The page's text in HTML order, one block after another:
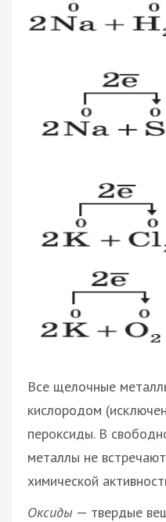
Все щелочные
кислородом
пероксиды. В
металлы не
химической
Оксиды — твердые